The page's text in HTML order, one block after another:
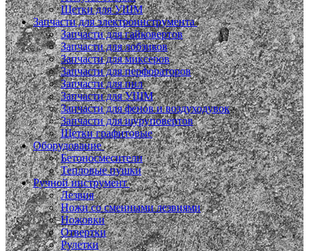
Щетки для УШМ
Запчасти для электроинструмента
Запчасти для гайковертов
Запчасти для лобзиков
Запчасти для миксеров
Запчасти для перфораторов
Запчасти для пил
Запчасти для УШМ
Запчасти для фенов и воздуходувок
Запчасти для шуруповертов
Щетки графитовые
Оборудование
Бетоносмесители
Тепловые пушки
Ручной инструмент
Лезвия
Ножи со сменными лезвиями
Ножовки
Отвертки
Рулетки